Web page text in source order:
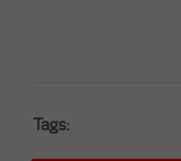
Tags: